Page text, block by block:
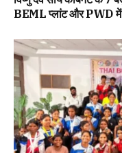
BEML प्लांट और PWD